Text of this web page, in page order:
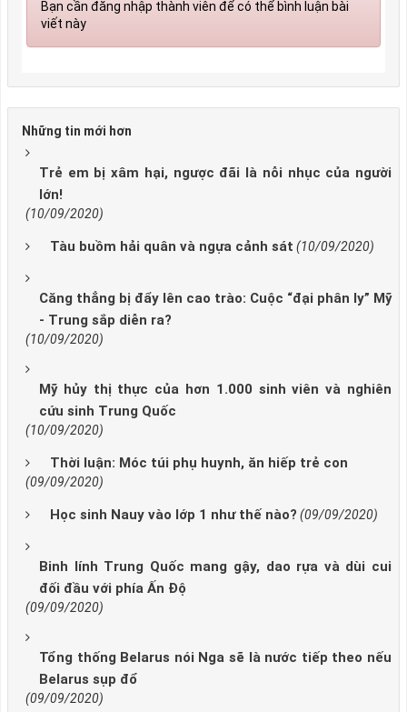
Bạn cần đăng nhập thành viên để có thể bình luận bài
viết này
Những tin mới hơn
Trẻ em bị xâm hại, ngược đãi là nỗi nhục của người
lớn!
(10/09/2020)
Tàu buồm hải quân và ngựa cảnh sát (10/09/2020)
Căng thẳng bị đẩy lên cao trào: Cuộc “đại phân ly” Mỹ
- Trung sắp diễn ra?
(10/09/2020)
Mỹ hủy thị thực của hơn 1.000 sinh viên và nghiên
cứu sinh Trung Quốc
(10/09/2020)
Thời luận: Móc túi phụ huynh, ăn hiếp trẻ con
(09/09/2020)
Học sinh Nauy vào lớp 1 như thế nào? (09/09/2020)
Binh lính Trung Quốc mang gậy, dao rựa và dùi cui
đối đầu với phía Ấn Độ
(09/09/2020)
Tổng thống Belarus nói Nga sẽ là nước tiếp theo nếu
Belarus sụp đổ
(09/09/2020)